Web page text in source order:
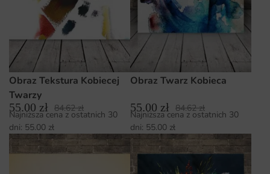
Obraz Tekstura Kobiecej
Twarzy
55.00 zł 84.62zł
Najniższa cena z ostatnich 30
dni: 55.00 zł
Obraz Twarz Kobieca
55.00 zł 84.62zł
Najniższa cena z ostatnich 30
dni: 55.00 zł